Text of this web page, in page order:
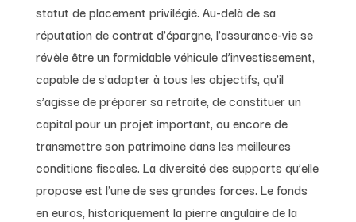
statut de placement privilégié. Au-delà de sa
réputation de contrat d’épargne, l’assurance-vie se
révèle être un formidable véhicule d’investissement,
capable de s’adapter à tous les objectifs, qu’il
s’agisse de préparer sa retraite, de constituer un
capital pour un projet important, ou encore de
transmettre son patrimoine dans les meilleures
conditions fiscales. La diversité des supports qu’elle
propose est l’une de ses grandes forces. Le fonds
en euros, historiquement la pierre angulaire de la